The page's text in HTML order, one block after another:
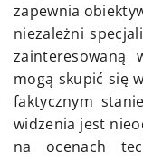
zapewnia
niezależni
zainteresowaną
mogą skupić się
faktycznym
widzenia jest
na ocenach